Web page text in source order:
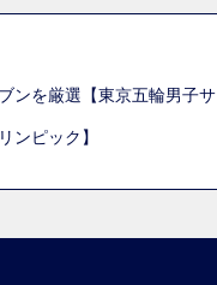
を厳選【東京五輪男子サ
ピック】